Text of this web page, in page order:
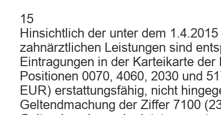
15
Hinsichtlich der unter dem
zahnärztlichen Leistungen sind
Eintragungen in der Karteikarte der
Positionen 0070, 4060, 2030 und
EUR) erstattungsfähig, nicht
Geltendmachung der Ziffer 7100